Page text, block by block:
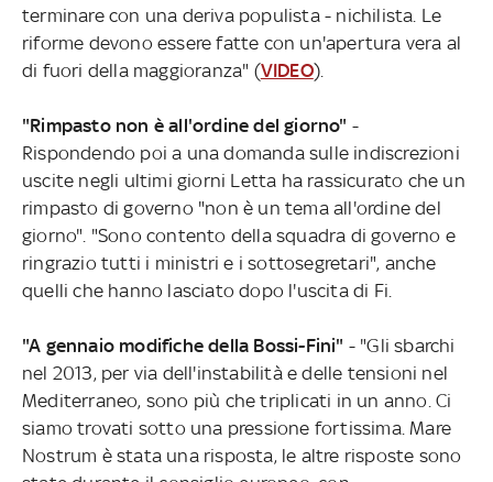
terminare con una deriva populista - nichilista. Le
riforme devono essere fatte con un'apertura vera al
di fuori della maggioranza" (VIDEO).
"Rimpasto non è all'ordine del giorno" -
Rispondendo poi a una domanda sulle indiscrezioni
uscite negli ultimi giorni Letta ha rassicurato che un
rimpasto di governo "non è un tema all'ordine del
giorno". "Sono contento della squadra di governo e
ringrazio tutti i ministri e i sottosegretari", anche
quelli che hanno lasciato dopo l'uscita di Fi.
"A gennaio modifiche della Bossi-Fini" - "Gli sbarchi
nel 2013, per via dell'instabilità e delle tensioni nel
Mediterraneo, sono più che triplicati in un anno. Ci
siamo trovati sotto una pressione fortissima. Mare
Nostrum è stata una risposta, le altre risposte sono